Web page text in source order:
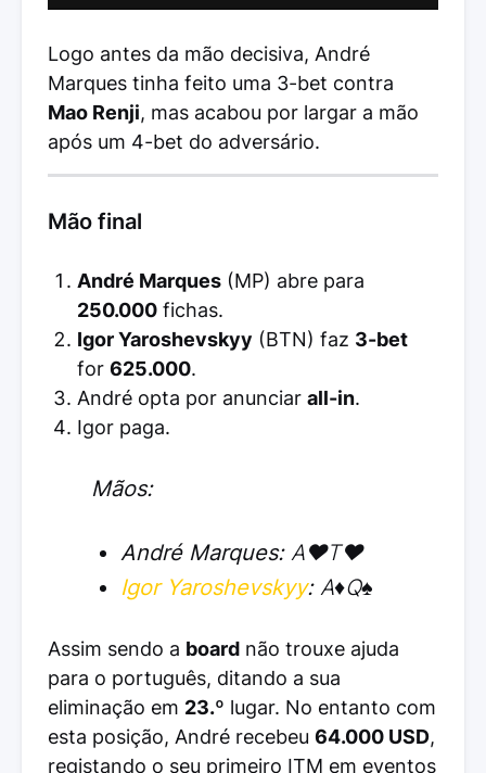
Logo antes da mão decisiva, André
Marques tinha feito uma 3-bet contra
Mao Renji, mas acabou por largar a mão
após um 4-bet do adversário.
Mão final
André Marques (MP) abre para
250.000 fichas.
Igor Yaroshevskyy (BTN) faz 3-bet
for 625.000.
André opta por anunciar all-in.
Igor paga.
Mãos:
André Marques:A♥T♥
Igor Yaroshevskyy:A♦Q♠
Assim sendo a board não trouxe ajuda
para o português, ditando a sua
eliminação em 23.º lugar. No entanto com
esta posição, André recebeu 64.000 USD,
registando o seu primeiro ITM em eventos